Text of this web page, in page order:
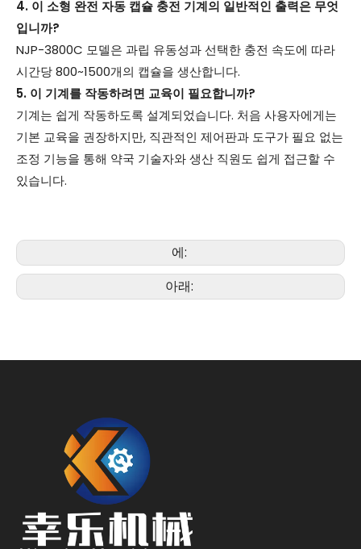
4. 이 소형 완전 자동 캡슐 충전 기계의 일반적인 출력은 무엇
입니까?
NJP-3800C 모델은 과립 유동성과 선택한 충전 속도에 따라
시간당 800~1500개의 캡슐을 생산합니다.
5. 이 기계를 작동하려면 교육이 필요합니까?
기계는 쉽게 작동하도록 설계되었습니다. 처음 사용자에게는
기본 교육을 권장하지만, 직관적인 제어판과 도구가 필요 없는
조정 기능을 통해 약국 기술자와 생산 직원도 쉽게 접근할 수
있습니다.
에:
아래: